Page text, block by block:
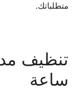
متطلباتك.
ساعة